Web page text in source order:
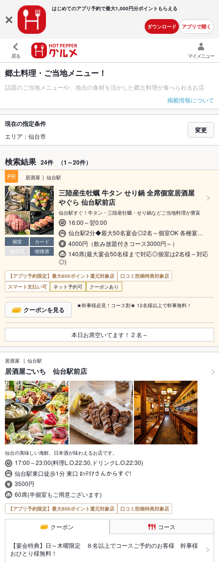
はじめてのアプリ予約で最大1,000円分ポイントもらえる
ダウンロード アプリで開く
戻る マイメニュー
郷土料理・ご当地メニュー！
話題のご当地メニューや、地元の食材を活かした郷土料理が食べられるお店
掲載情報について
現在の指定条件
エリア：仙台市
変更
検索結果 24件 （1～20件）
PR 居酒屋 仙台駅
個室
カード
禁煙席
喫煙席
三陸産生牡蠣 牛タン せり鍋 全席個室居酒屋
やぐら 仙台駅前店
仙台駅すぐ！牛タン・三陸産牡蠣・せり鍋などご当地料理が豊富
16:00～翌0:00
仙台駅2分◆最大50名宴会◎2名～個室OK 各種宴…
4000円（飲み放題付きコース3000円～）
140席(最大宴会50名様まで対応◎個室は2名様～対応
◎)
【アプリ予約限定】最大800ポイント還元対象店
口コミ投稿特典対象店
スマート支払い可
ネット予約可 クーポンあり
クーポンを見る ★幹事様必見！コース割★ 12名様以上で幹事無料！
本日お席空いてます！ 2 名～
居酒屋 仙台駅
居酒屋ごいち 仙台駅前店
仙台の美味しい海鮮、日本酒が味わえるお店です。
17:00～23:00(料理L.O.22:30,ドリンクL.O.22:30)
仙台駅東口徒歩1分 東口 ﾛｯﾃﾘｱさんからすぐ!
3500円
60席(半個室もご用意ございます)
【アプリ予約限定】最大800ポイント還元対象店 口コミ投稿特典対象店
クーポン コース
【宴会特典】日～木曜限定 ８名以上でコースご予約のお客様 幹事様
おひとり様無料！